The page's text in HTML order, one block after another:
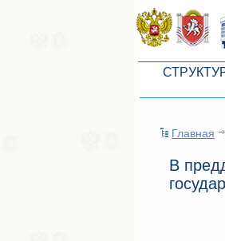
Президиум
Комитеты ГС
Главная
В